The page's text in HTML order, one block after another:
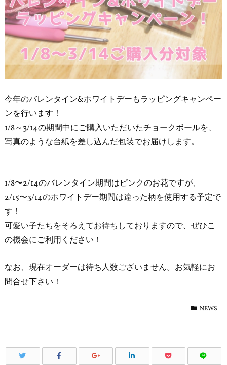
今年のバレンタイン&ホワイトデーもラッピングキャンペー
ンを行います！
1/8～3/14の期間中にご購入いただいたチョークボールを、
写真のような台紙を差し込んだ包装でお届けします。
1/8〜2/14のバレンタイン期間はピンクのお花ですが、
2/15〜3/14のホワイトデー期間は違った柄を使用する予定で
す！
可愛い子たちをそろえてお待ちしておりますので、ぜひこ
の機会にご利用ください！
なお、現在オーダーは待ち人数ございません。お気軽にお
問合せ下さい！
NEWS